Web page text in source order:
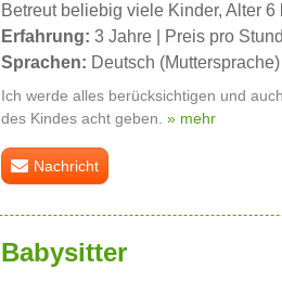
Betreut beliebig viele Kinder, Alter 6
Erfahrung: 3 Jahre | Preis pro
Sprachen: Deutsch (Muttersprache)
Ich werde alles berücksichtigen und
des Kindes acht geben. » mehr
Nachricht
Babysitter